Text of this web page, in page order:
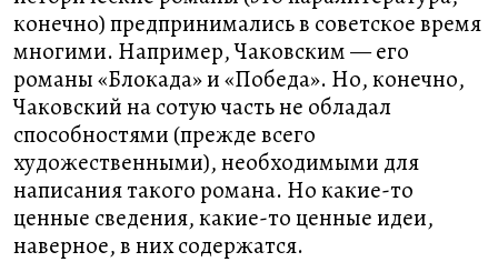
конечно) предпринимались в советское время
многими. Например, Чаковским — его
романы «Блокада» и «Победа». Но, конечно,
Чаковский на сотую часть не обладал
способностями (прежде всего
художественными), необходимыми для
написания такого романа. Но какие-то
ценные сведения, какие-то ценные идеи,
наверное, в них содержатся.